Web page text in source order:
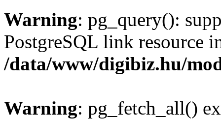
Warning: pg_query():
PostgreSQL link resource
/data/www/digibiz.hu/
Warning: pg_fetch_all()